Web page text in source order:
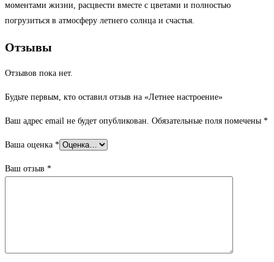
моментами жизни, расцвести вместе с цветами и полностью
погрузиться в атмосферу летнего солнца и счастья.
Отзывы
Отзывов пока нет.
Будьте первым, кто оставил отзыв на «Летнее настроение»
Ваш адрес email не будет опубликован. Обязательные поля помечены *
Ваша оценка *
Ваш отзыв *